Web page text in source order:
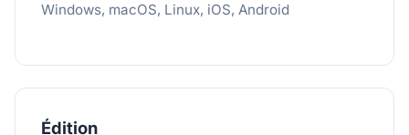
Windows, macOS, Linux, iOS, Android
Édition